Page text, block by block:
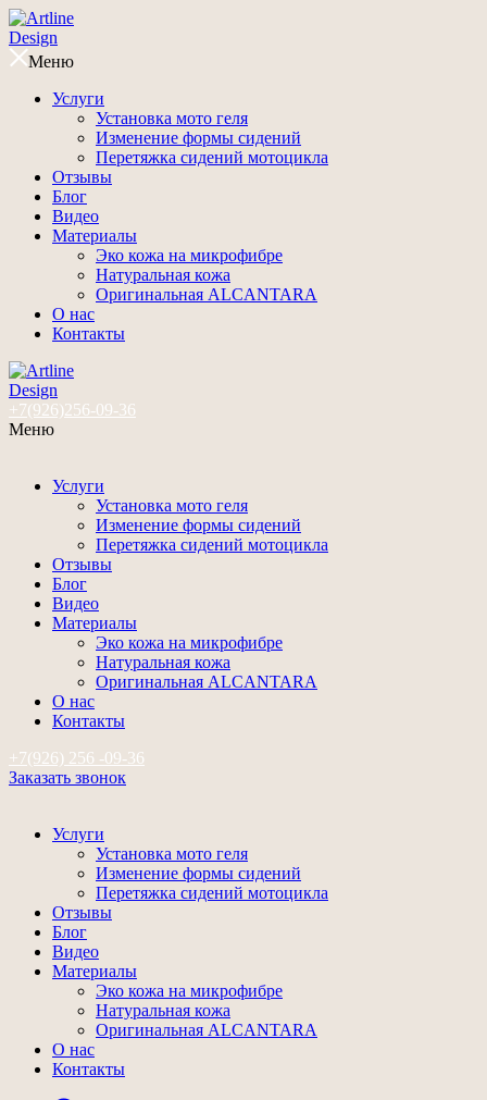
Меню
Услуги
Установка мото геля
Изменение формы сидений
Перетяжка сидений мотоцикла
Отзывы
Блог
Видео
Материалы
Эко кожа на микрофибре
Натуральная кожа
Оригинальная ALCANTARA
О нас
Контакты
+7(926)256-09-36
Меню
Услуги
Установка мото геля
Изменение формы сидений
Перетяжка сидений мотоцикла
Отзывы
Блог
Видео
Материалы
Эко кожа на микрофибре
Натуральная кожа
Оригинальная ALCANTARA
О нас
Контакты
+7(926) 256 -09-36
Заказать звонок
Услуги
Установка мото геля
Изменение формы сидений
Перетяжка сидений мотоцикла
Отзывы
Блог
Видео
Материалы
Эко кожа на микрофибре
Натуральная кожа
Оригинальная ALCANTARA
О нас
Контакты